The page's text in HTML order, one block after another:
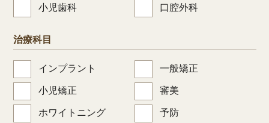
小児歯科 口腔外科
治療科目
インプラント 一般矯正
小児矯正 審美
ホワイトニング 予防